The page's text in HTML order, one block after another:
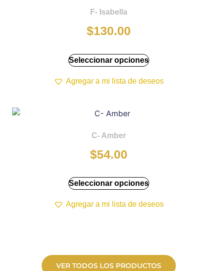
F- Isabella
$130.00
Seleccionar opciones
Agregar a mi lista de deseos
C- Amber
$54.00
Seleccionar opciones
Agregar a mi lista de deseos
VER TODOS LOS PRODUCTOS